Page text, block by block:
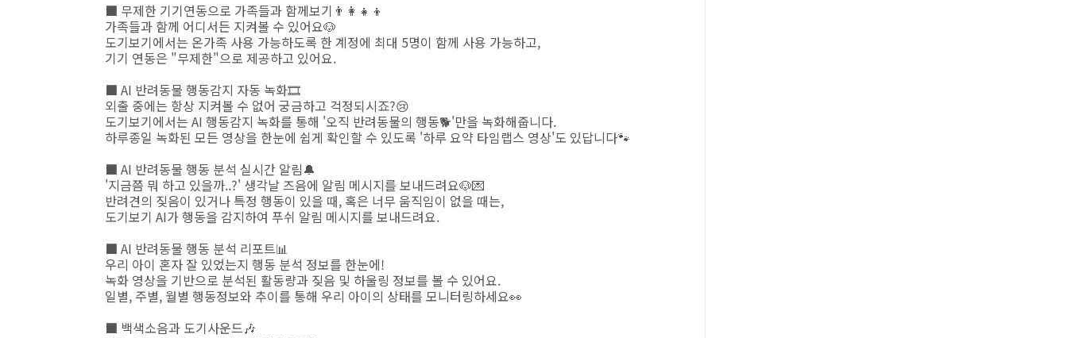
■ 무제한 기기연동으로 가족들과 함께보기👨‍👩‍👧‍👦
가족들과 함께 어디서든 지켜볼 수 있어요🐶
도기보기에서는 온가족 사용 가능하도록 한 계정에 최대 5명이 함께 사용 가능하고,
기기 연동은 "무제한"으로 제공하고 있어요.
■ AI 반려동물 행동감지 자동 녹화🎞️
외출 중에는 항상 지켜볼 수 없어 궁금하고 걱정되시죠?😢
도기보기에서는 AI 행동감지 녹화를 통해 '오직 반려동물의 행동🐕'만을 녹화해줍니다.
하루종일 녹화된 모든 영상을 한눈에 쉽게 확인할 수 있도록 '하루 요약 타임랩스 영상'도 있답니다🐾
■ AI 반려동물 행동 분석 실시간 알림🔔
'지금쯤 뭐 하고 있을까..?' 생각날 즈음에 알림 메시지를 보내드려요🐶💌
반려견의 짖음이 있거나 특정 행동이 있을 때, 혹은 너무 움직임이 없을 때는,
도기보기 AI가 행동을 감지하여 푸쉬 알림 메시지를 보내드려요.
■ AI 반려동물 행동 분석 리포트📊
우리 아이 혼자 잘 있었는지 행동 분석 정보를 한눈에!
녹화 영상을 기반으로 분석된 활동량과 짖음 및 하울링 정보를 볼 수 있어요.
일별, 주별, 월별 행동정보와 추이를 통해 우리 아이의 상태를 모니터링하세요👀
■ 백색소음과 도기사운드🎶